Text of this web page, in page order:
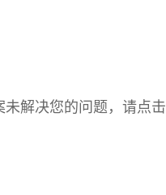
未解决您的问题，请点击